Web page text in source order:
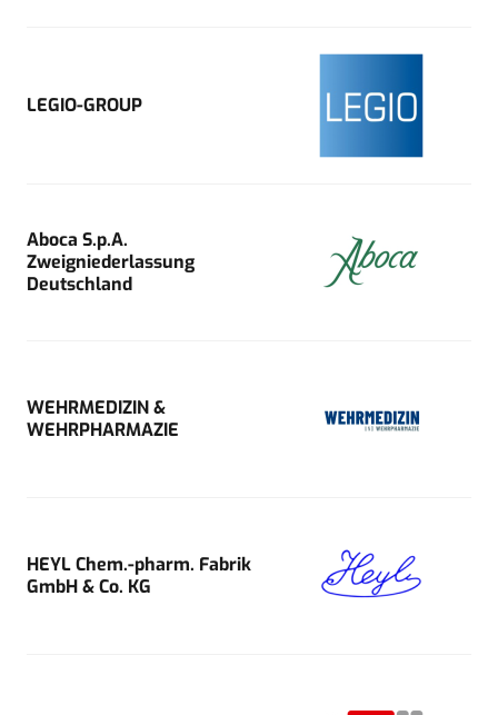
LEGIO-GROUP
Aboca S.p.A.
Zweigniederlassung
Deutschland
WEHRMEDIZIN &
WEHRPHARMAZIE
HEYL Chem.-pharm. Fabrik
GmbH & Co. KG